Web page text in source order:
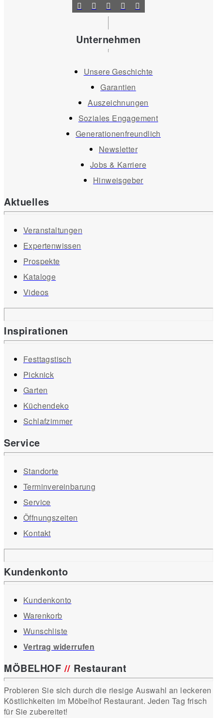
Unternehmen
Unsere Geschichte
Garantien
Auszeichnungen
Soziales Engagement
Generationenfreundlich
Newsletter
Jobs & Karriere
Hinweisgeber
Aktuelles
Veranstaltungen
Expertenwissen
Prospekte
Kataloge
Videos
Inspirationen
Festtagstisch
Picknick
Garten
Küchendeko
Schlafzimmer
Service
Standorte
Terminvereinbarung
Service
Öffnungszeiten
Kontakt
Kundenkonto
Kundenkonto
Warenkorb
Wunschliste
Vertrag widerrufen
MÖBELHOF// Restaurant
Probieren Sie sich durch die riesige Auswahl an leckeren
Köstlichkeiten im Möbelhof Restaurant. Jeden Tag frisch
für Sie zubereitet!